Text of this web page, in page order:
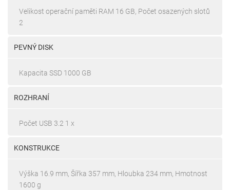
Velikost operační paměti RAM 16 GB, Počet osazených slotů
2
PEVNÝ DISK
Kapacita SSD 1000 GB
ROZHRANÍ
Počet USB 3.2 1 x
KONSTRUKCE
Výška 16.9 mm, Šířka 357 mm, Hloubka 234 mm, Hmotnost
1600 g